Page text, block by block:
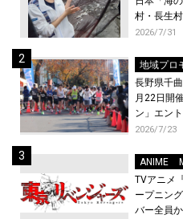
村・長生
2026/7/31
地域プロ
長野県千
月22日開
ン」エン
2026/7/23
ANIME
TVアニメ
ープニン
バー全員